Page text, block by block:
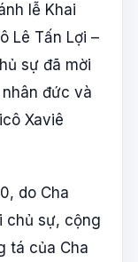
lễ Khai
Lê Tấn Lợi –
sự đã mời
đức và
Xaviê
do Cha
chủ sự, cộng
tá của Cha